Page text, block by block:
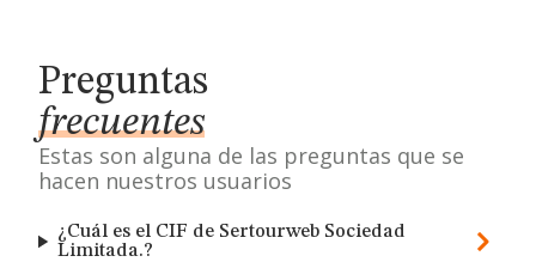
Preguntas
frecuentes
Estas son alguna de las preguntas que se
hacen nuestros usuarios
¿Cuál es el CIF de Sertourweb Sociedad
Limitada.?